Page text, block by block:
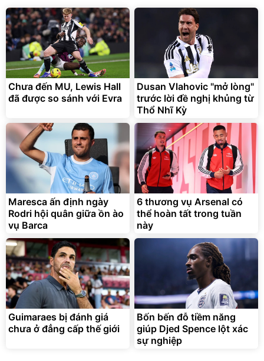
Lót ghế ôtô, nâng lưng
chống nóng giúp thoải mái
trong di chuyển
295.000đ
Đã bán nhiều
Chưa đến MU, Lewis Hall
đã được so sánh với Evra
Dusan Vlahovic "mở lòng"
trước lời đề nghị khủng từ
Thổ Nhĩ Kỳ
Maresca ấn định ngày
Rodri hội quân giữa ồn ào
vụ Barca
6 thương vụ Arsenal có
thể hoàn tất trong tuần
này
Guimaraes bị đánh giá
chưa ở đẳng cấp thế giới
Bốn bến đỗ tiềm năng
giúp Djed Spence lột xác
sự nghiệp